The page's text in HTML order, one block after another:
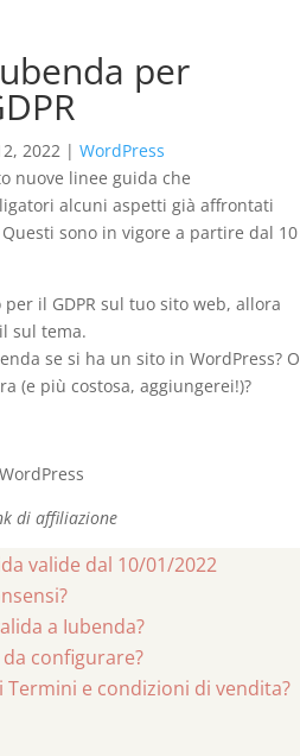
per
2022 | WordPress
nuove linee guida che
alcuni aspetti già affrontati
sono in vigore a partire dal 10
il GDPR sul tuo sito web, allora
sul tema.
se si ha un sito in WordPress? O
(e più costosa, aggiungerei!)?
di affiliazione
valide dal 10/01/2022
a Iubenda?
configurare?
Termini e condizioni di vendita?